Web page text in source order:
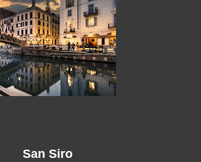
San Siro